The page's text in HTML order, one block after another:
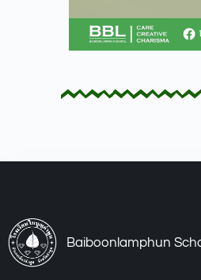
Baiboonlamphun